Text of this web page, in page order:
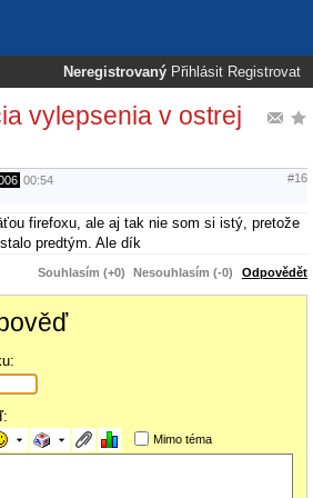
Neregistrovaný Přihlásit Registrovat
vylepsenia v ostrej
00:54 #16
firefoxu, ale aj tak nie som si istý, pretože
predtým. Ale dík
Souhlasím (+0) Nesouhlasím (-0) Odpovědět
Mimo téma